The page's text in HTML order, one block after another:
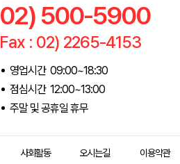
02) 500-5900
Fax : 02) 2265-4153
영업시간 09:00~18:30
점심시간 12:00~13:00
주말 및 공휴일 휴무
사회활동 오시는길 이용약관